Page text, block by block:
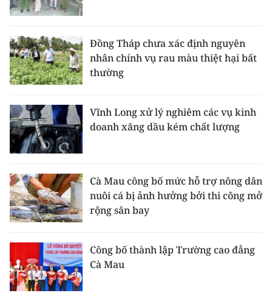
Đồng Tháp chưa xác định nguyên
nhân chính vụ rau màu thiệt hại bất
thường
Vĩnh Long xử lý nghiêm các vụ kinh
doanh xăng dầu kém chất lượng
Cà Mau công bố mức hỗ trợ nông dân
nuôi cá bị ảnh hưởng bởi thi công mở
rộng sân bay
Công bố thành lập Trường cao đẳng
Cà Mau